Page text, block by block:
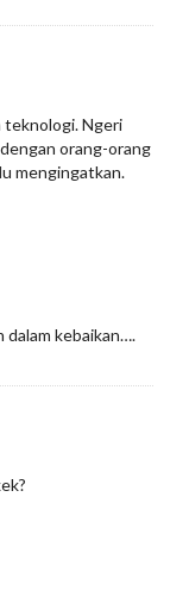
teknologi. Ngeri
orang-orang
mengingatkan.
dalam kebaikan….